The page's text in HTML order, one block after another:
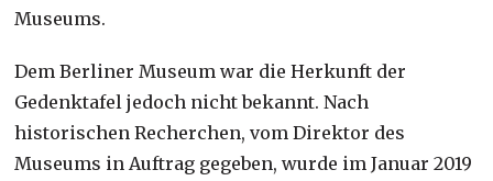
Museums.
Dem Berliner Museum war die Herkunft der
Gedenktafel jedoch nicht bekannt. Nach
historischen Recherchen, vom Direktor des
Museums in Auftrag gegeben, wurde im Januar 2019